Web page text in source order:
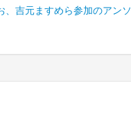
、吉元ますめら参加のアン